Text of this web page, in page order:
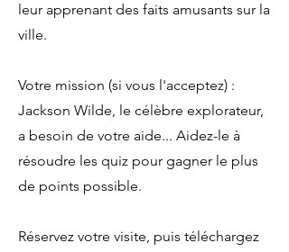
leur apprenant des faits amusants sur la
ville.
Votre mission (si vous l'acceptez) :
Jackson Wilde, le célèbre explorateur,
a besoin de votre aide... Aidez-le à
résoudre les quiz pour gagner le plus
de points possible.
Réservez votre visite, puis téléchargez